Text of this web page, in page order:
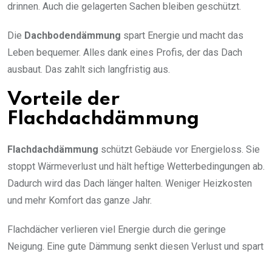
drinnen. Auch die gelagerten Sachen bleiben geschützt.
Die Dachbodendämmung spart Energie und macht das
Leben bequemer. Alles dank eines Profis, der das Dach
ausbaut. Das zahlt sich langfristig aus.
Vorteile der
Flachdachdämmung
Flachdachdämmung schützt Gebäude vor Energieloss. Sie
stoppt Wärmeverlust und hält heftige Wetterbedingungen ab.
Dadurch wird das Dach länger halten. Weniger Heizkosten
und mehr Komfort das ganze Jahr.
Flachdächer verlieren viel Energie durch die geringe
Neigung. Eine gute Dämmung senkt diesen Verlust und spart